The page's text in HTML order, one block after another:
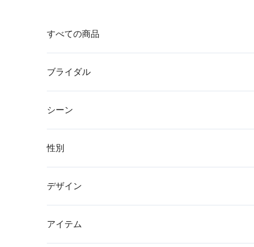
すべての商品
ブライダル
シーン
性別
デザイン
アイテム